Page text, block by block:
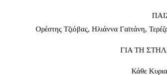
Ορέστης Τζιόβας, Ηλιάννα Γαϊτάνη,
ΓΙΑ ΤΗ
Κάθε